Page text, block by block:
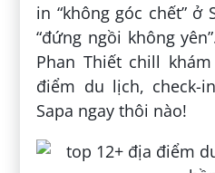
in “không góc chết” ở
“đứng ngồi không
Phan Thiết chill
điểm du lịch, check-
Sapa ngay thôi nào!